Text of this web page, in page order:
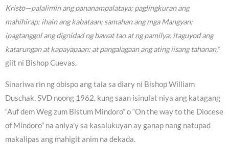
Kristo—palalimin ang pananampalataya; paglingkuran ang
mahihirap; ihain ang kabataan; samahan ang mga Mangyan;
ipagtanggol ang dignidad ng bawat tao at ng pamilya; itaguyod ang
katarungan at kapayapaan; at pangalagaan ang ating iisang tahanan,”
giit ni Bishop Cuevas.
Sinariwa rin ng obispo ang tala sa diary ni Bishop William
Duschak, SVD noong 1962, kung saan isinulat niya ang katagang
“Auf dem Weg zum Bistum Mindoro” o “On the way to the Diocese
of Mindoro” na aniya’y sa kasalukuyan ay ganap nang natupad
makalipas ang mahigit anim na dekada.